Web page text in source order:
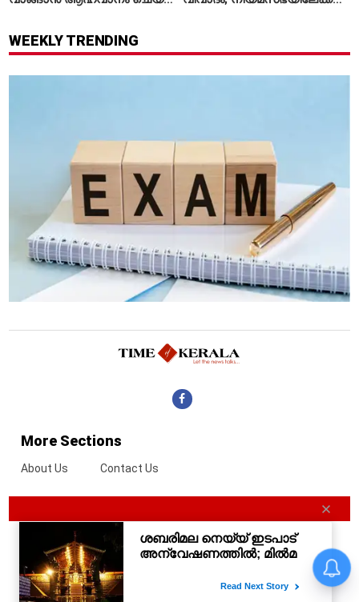
WEEKLY TRENDING
More Sections
About Us Contact Us